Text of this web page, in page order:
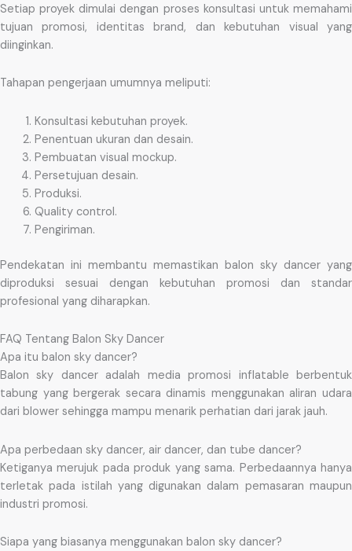
Setiap proyek dimulai dengan proses konsultasi untuk memahami
tujuan promosi, identitas brand, dan kebutuhan visual yang
diinginkan.
Tahapan pengerjaan umumnya meliputi:
Konsultasi kebutuhan proyek.
Penentuan ukuran dan desain.
Pembuatan visual mockup.
Persetujuan desain.
Produksi.
Quality control.
Pengiriman.
Pendekatan ini membantu memastikan balon sky dancer yang
diproduksi sesuai dengan kebutuhan promosi dan standar
profesional yang diharapkan.
FAQ Tentang Balon Sky Dancer
Apa itu balon sky dancer?
Balon sky dancer adalah media promosi inflatable berbentuk
tabung yang bergerak secara dinamis menggunakan aliran udara
dari blower sehingga mampu menarik perhatian dari jarak jauh.
Apa perbedaan sky dancer, air dancer, dan tube dancer?
Ketiganya merujuk pada produk yang sama. Perbedaannya hanya
terletak pada istilah yang digunakan dalam pemasaran maupun
industri promosi.
Siapa yang biasanya menggunakan balon sky dancer?